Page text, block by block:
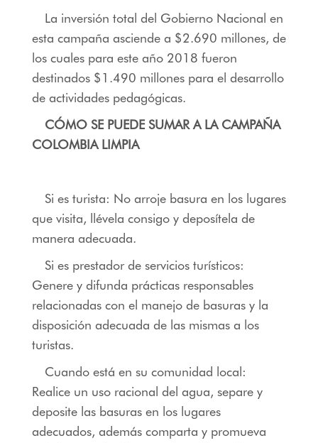
La inversión total del Gobierno Nacional en
esta campaña asciende a $2.690 millones, de
los cuales para este año 2018 fueron
destinados $1.490 millones para el desarrollo
de actividades pedagógicas.
CÓMO SE PUEDE SUMAR A LA CAMPAÑA
COLOMBIA LIMPIA
Si es turista: No arroje basura en los lugares
que visita, llévela consigo y deposítela de
manera adecuada.
Si es prestador de servicios turísticos:
Genere y difunda prácticas responsables
relacionadas con el manejo de basuras y la
disposición adecuada de las mismas a los
turistas.
Cuando está en su comunidad local:
Realice un uso racional del agua, separe y
deposite las basuras en los lugares
adecuados, además comparta y promueva